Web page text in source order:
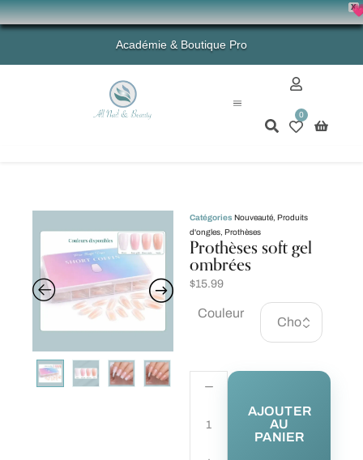
X
💗 -
Académie & Boutique Pro
0
Catégories Nouveauté Produits
d'ongles Prothèses
Prothèses soft gel
ombrées
$15.99
Couleur
AJOUTER
AU
PANIER